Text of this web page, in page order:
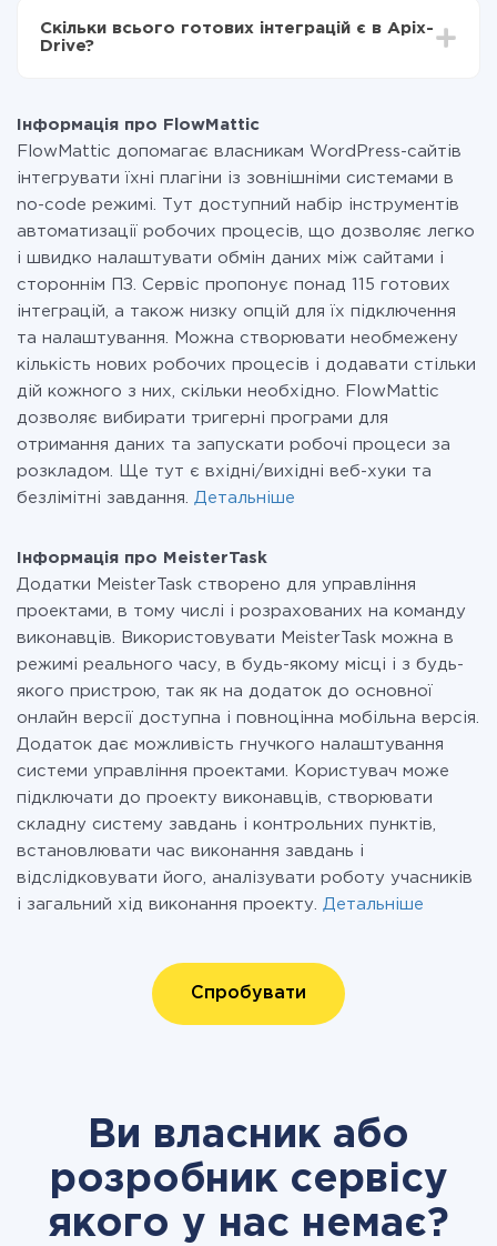
Ви оплачуєте лише кількість даних, які за фактом
передаються з однієї вашої системи в іншу через
при необхідності. Детальніше про
Скільки всього готових інтеграцій є в Apix-
Drive?
Інформація про FlowMattic
FlowMattic допомагає власникам WordPress-сайтів
інтегрувати їхні плагіни із зовнішніми системами в
no-code режимі. Тут доступний набір інструментів
автоматизації робочих процесів, що дозволяє легко
і швидко налаштувати обмін даних між сайтами і
стороннім ПЗ. Сервіс пропонує понад 115 готових
інтеграцій, а також низку опцій для їх підключення
та налаштування. Можна створювати необмежену
кількість нових робочих процесів і додавати стільки
дій кожного з них, скільки необхідно. FlowMattic
дозволяє вибирати тригерні програми для
отримання даних та запускати робочі процеси за
розкладом. Ще тут є вхідні/вихідні веб-хуки та
безлімітні завдання. Детальніше
Інформація про MeisterTask
Додатки MeisterTask створено для управління
проектами, в тому числі і розрахованих на команду
виконавців. Використовувати MeisterTask можна в
режимі реального часу, в будь-якому місці і з будь-
якого пристрою, так як на додаток до основної
онлайн версії доступна і повноцінна мобільна версія.
Додаток дає можливість гнучкого налаштування
системи управління проектами. Користувач може
підключати до проекту виконавців, створювати
складну систему завдань і контрольних пунктів,
встановлювати час виконання завдань і
відслідковувати його, аналізувати роботу учасників
і загальний хід виконання проекту. Детальніше
Спробувати
Ви власник або
розробник сервісу
якого у нас немає?